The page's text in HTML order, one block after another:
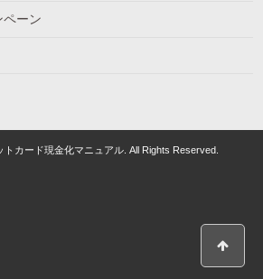
ペーン
カード現金化マニュアル. All Rights Reserved.